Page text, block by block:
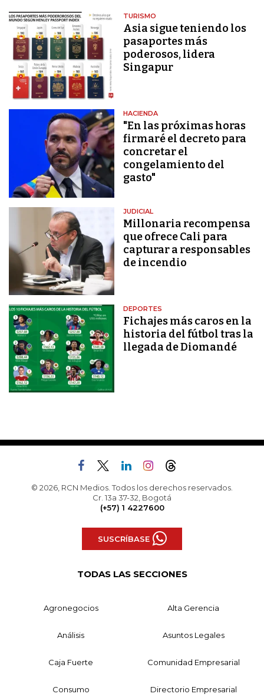
TURISMO
Asia sigue teniendo los
pasaportes más
poderosos, lidera
Singapur
HACIENDA
"En las próximas horas
firmaré el decreto para
concretar el
congelamiento del
gasto"
JUDICIAL
Millonaria recompensa
que ofrece Cali para
capturar a responsables
de incendio
DEPORTES
Fichajes más caros en la
historia del fútbol tras la
llegada de Diomandé
© 2026, RCN Medios. Todos los derechos reservados.
Cr. 13a 37-32, Bogotá
(+57) 1 4227600
SUSCRÍBASE
TODAS LAS SECCIONES
Agronegocios Alta Gerencia
Análisis Asuntos Legales
Caja Fuerte Comunidad Empresarial
Consumo Directorio Empresarial